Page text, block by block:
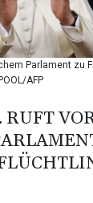
Parlament zu
AFP
RUFT